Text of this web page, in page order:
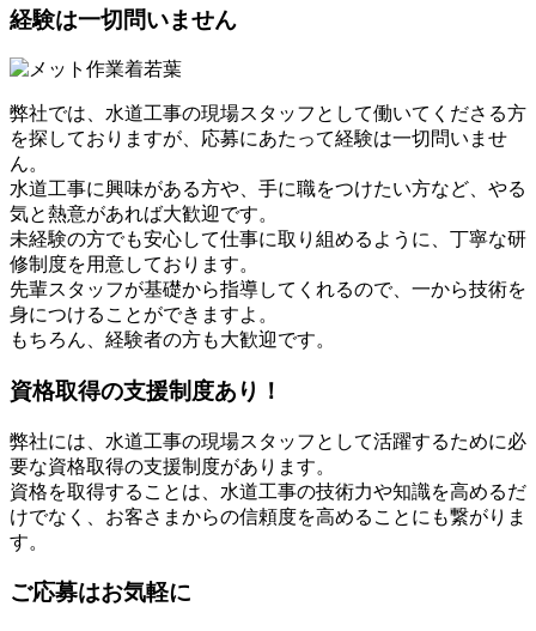
経験は一切問いません
弊社では、水道工事の現場スタッフとして働いてくださる方
を探しておりますが、応募にあたって経験は一切問いませ
ん。
水道工事に興味がある方や、手に職をつけたい方など、やる
気と熱意があれば大歓迎です。
未経験の方でも安心して仕事に取り組めるように、丁寧な研
修制度を用意しております。
先輩スタッフが基礎から指導してくれるので、一から技術を
身につけることができますよ。
もちろん、経験者の方も大歓迎です。
資格取得の支援制度あり！
弊社には、水道工事の現場スタッフとして活躍するために必
要な資格取得の支援制度があります。
資格を取得することは、水道工事の技術力や知識を高めるだ
けでなく、お客さまからの信頼度を高めることにも繋がりま
す。
ご応募はお気軽に